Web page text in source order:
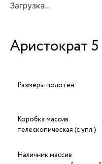
Загрузка...
Аристократ 5
Размеры полотен:
Коробка массив
телескопическая (с упл.)
Наличник массив